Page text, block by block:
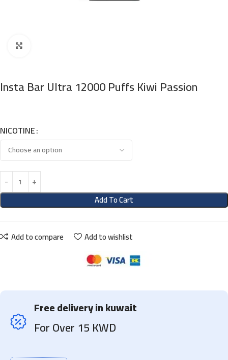
Insta Bar Ultra 12000 Puffs Kiwi Passion
NICOTINE
Add To Cart
Add to compare Add to wishlist
Free delivery in kuwait
For Over 15 KWD